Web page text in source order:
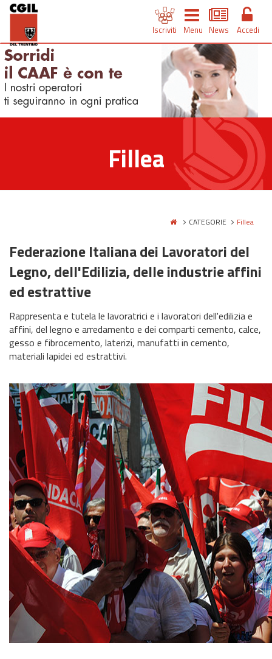
Iscriviti Menu News Accedi
Fillea
CATEGORIE Fillea
Federazione Italiana dei Lavoratori del
Legno, dell'Edilizia, delle industrie affini
ed estrattive
Rappresenta e tutela le lavoratrici e i lavoratori dell'edilizia e
affini, del legno e arredamento e dei comparti cemento, calce,
gesso e fibrocemento, laterizi, manufatti in cemento,
materiali lapidei ed estrattivi.